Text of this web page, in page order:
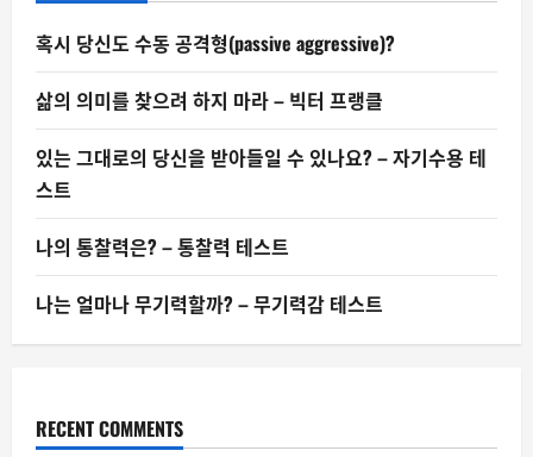
혹시 당신도 수동 공격형(passive aggressive)?
삶의 의미를 찾으려 하지 마라 – 빅터 프랭클
있는 그대로의 당신을 받아들일 수 있나요? – 자기수용 테
스트
나의 통찰력은? – 통찰력 테스트
나는 얼마나 무기력할까? – 무기력감 테스트
RECENT COMMENTS